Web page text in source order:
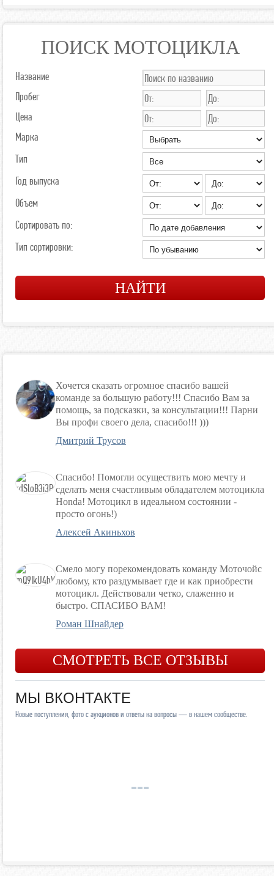
ПОИСК МОТОЦИКЛА
Название
Пробег
Цена
Марка
Тип
Год выпуска
Объем
Сортировать по:
Тип сортировки:
Хочется сказать огромное спасибо вашей
команде за большую работу!!! Спасибо Вам за
помощь, за подсказки, за консультации!!! Парни
Вы профи своего дела, спасибо!!! )))
Дмитрий Трусов
Спасибо! Помогли осуществить мою мечту и
сделать меня счастливым обладателем мотоцикла
Honda! Мотоцикл в идеальном состоянии -
просто огонь!)
Алексей Акиньхов
Смело могу порекомендовать команду Моточойс
любому, кто раздумывает где и как приобрести
мотоцикл. Действовали четко, слаженно и
быстро. СПАСИБО ВАМ!
Роман Шнайдер
СМОТРЕТЬ ВСЕ ОТЗЫВЫ
МЫ ВКОНТАКТЕ
Новые поступления, фото с аукционов и ответы на вопросы — в нашем сообществе.